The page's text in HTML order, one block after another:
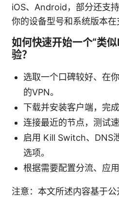
iOS、Android，部分还支
你的设备型号和系统版本在
如何快速开始一个“类
验？
选取一个口碑较好、在
的VPN。
下载并安装客户端，完
连接最近的节点，测试
启用 Kill Switch、DNS
选项。
根据需要配置分流、应
注意：本文所述内容基于